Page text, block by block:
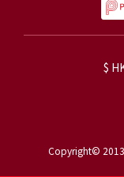
$
Copyright© 2013